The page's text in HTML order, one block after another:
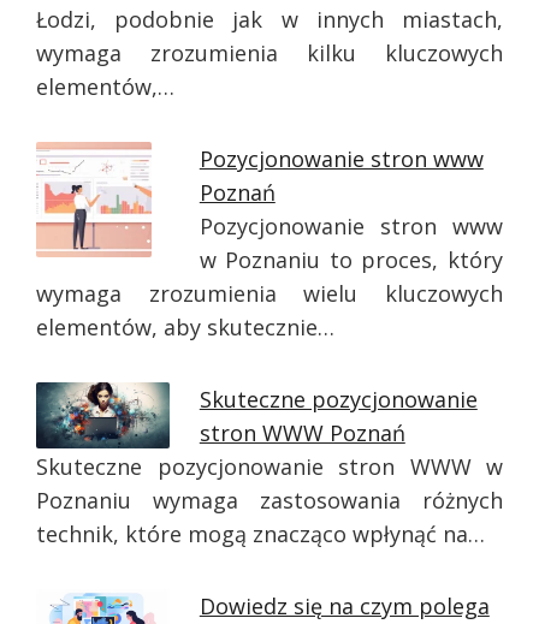
Łodzi, podobnie jak w innych miastach,
wymaga zrozumienia kilku kluczowych
elementów,…
Pozycjonowanie stron www
Poznań
Pozycjonowanie stron www
w Poznaniu to proces, który
wymaga zrozumienia wielu kluczowych
elementów, aby skutecznie…
Skuteczne pozycjonowanie
stron WWW Poznań
Skuteczne pozycjonowanie stron WWW w
Poznaniu wymaga zastosowania różnych
technik, które mogą znacząco wpłynąć na…
Dowiedz się na czym polega